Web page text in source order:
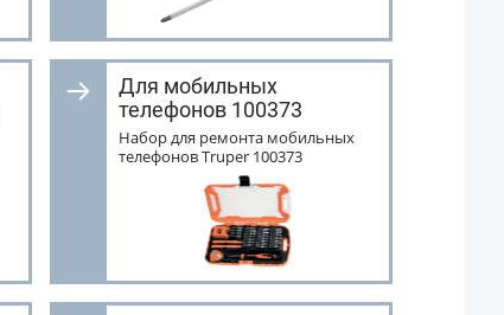
Для мобильных
телефонов 100373
Набор для ремонта мобильных
телефонов Truper 100373